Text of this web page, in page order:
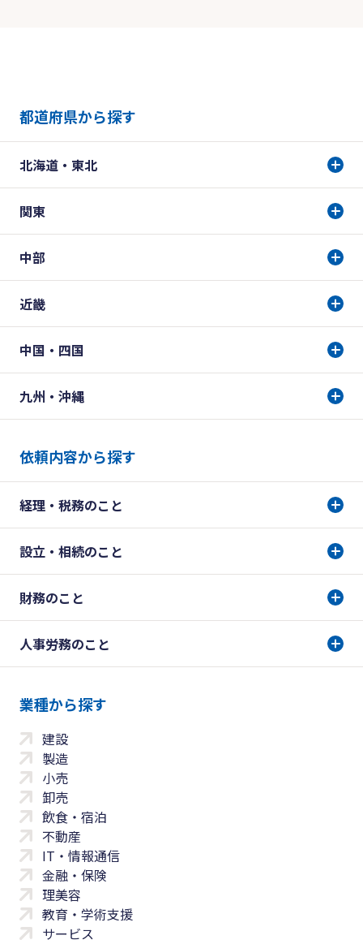
都道府県から探す
北海道・東北
関東
中部
近畿
中国・四国
九州・沖縄
依頼内容から探す
経理・税務のこと
設立・相続のこと
財務のこと
人事労務のこと
業種から探す
建設
製造
小売
卸売
飲食・宿泊
不動産
IT・情報通信
金融・保険
理美容
教育・学術支援
サービス